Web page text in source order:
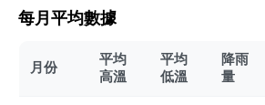
每月平均數據
月份
平均
高溫
平均
低溫
降雨
量